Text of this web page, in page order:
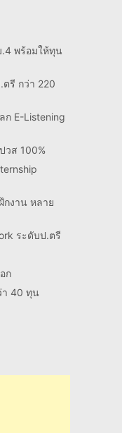
.4 พร้อมให้ทุน
รี กว่า 220
ก E-Listening
วส 100%
กงาน หลาย
ระดับป.ตรี
ก
40 ทุน